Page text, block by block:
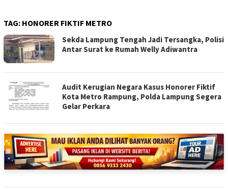
TAG: HONORER FIKTIF METRO
Sekda Lampung Tengah Jadi Tersangka, Polisi
Antar Surat ke Rumah Welly Adiwantra
Audit Kerugian Negara Kasus Honorer Fiktif
Kota Metro Rampung, Polda Lampung Segera
Gelar Perkara